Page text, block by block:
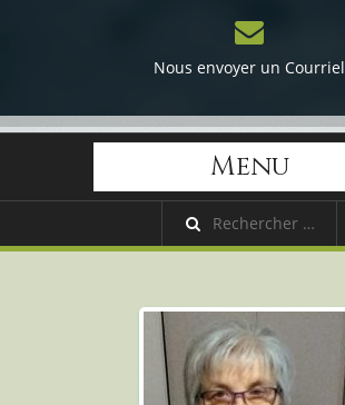
Nous envoyer un Courriel
Menu